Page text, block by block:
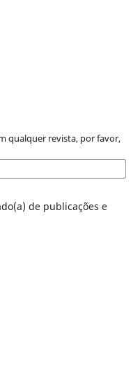
qualquer revista, por favor,
de publicações e